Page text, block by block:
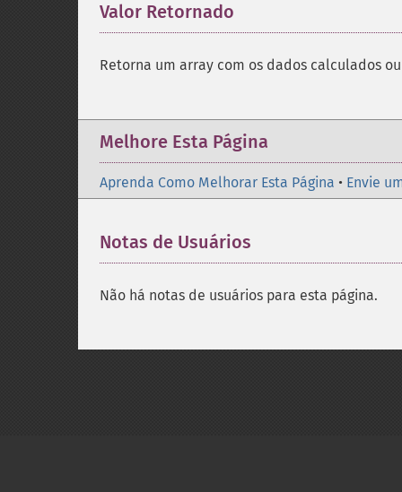
Valor Retornado
Retorna um array com os dados calculados
Melhore Esta Página
Aprenda Como Melhorar Esta Página • Envie
Notas de Usuários
Não há notas de usuários para esta página.